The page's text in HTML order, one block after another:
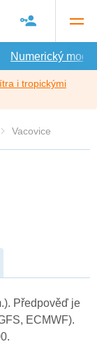
Numerický model
i tropickými
Vacovice
Předpověď je
ECMWF).